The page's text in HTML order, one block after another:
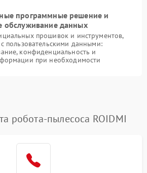
программные решение и
обслуживание данных
прошивок и инструментов,
пользовательскими данными:
конфиденциальность и
при необходимости
робота-пылесоса ROIDMI